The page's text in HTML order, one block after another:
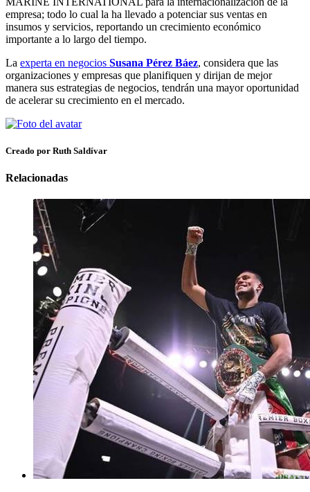
empresa; todo lo cual la ha llevado a potenciar sus ventas en
insumos y servicios, reportando un crecimiento económico
importante a lo largo del tiempo.
La experta en negocios Susana Pérez Báez, considera que las
organizaciones y empresas que planifiquen y dirijan de mejor
manera sus estrategias de negocios, tendrán una mayor oportunidad
de acelerar su crecimiento en el mercado.
Creado por Ruth Saldívar
Relacionadas